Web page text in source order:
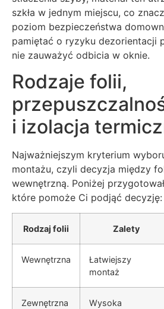
szkła w jednym miejscu, co
poziom bezpieczeństwa
pamiętać o ryzyku dezorientacji
nie zauważyć odbicia w oknie.
Rodzaje folii,
i izolacja
Najważniejszym kryterium
montażu, czyli decyzja między
wewnętrzną. Poniżej
które pomoże Ci podjąć decyzję:
Rodzaj folii Zalety
Wewnętrzna
Łatwiejszy
montaż
Zewnętrzna
Wysoka